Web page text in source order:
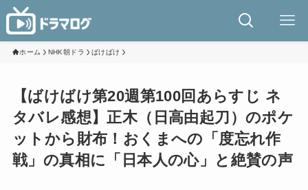
ホーム NHK朝ドラ ばけばけ
【ばけばけ第20週第100回あらすじ ネ
タバレ感想】正木（日高由起刀）のポケ
ットから財布！おくまへの「度忘れ作
戦」の真相に「日本人の心」と絶賛の声